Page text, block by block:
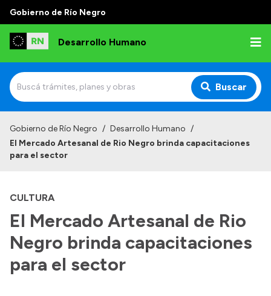
Gobierno de Río Negro
Desarrollo Humano
Buscar
Institucional
Autoridades
Delegaciones
Normativa
Gobierno de Río Negro / Desarrollo Humano /
El Mercado Artesanal de Rio Negro brinda capacitaciones
para el sector
CULTURA
El Mercado Artesanal de Rio
Negro brinda capacitaciones
para el sector